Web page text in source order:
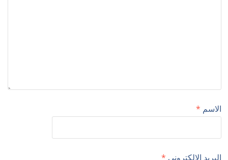
الاسم *
البريد الإلكتروني *